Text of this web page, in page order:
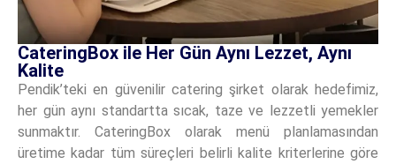
CateringBox ile Her Gün Aynı Lezzet, Aynı
Kalite
Pendik’teki en güvenilir catering şirket olarak hedefimiz,
her gün aynı standartta sıcak, taze ve lezzetli yemekler
sunmaktır. CateringBox olarak menü planlamasından
üretime kadar tüm süreçleri belirli kalite kriterlerine göre